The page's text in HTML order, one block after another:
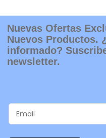
Nuevas Ofertas
Nuevos Productos.
informado?
newsletter.